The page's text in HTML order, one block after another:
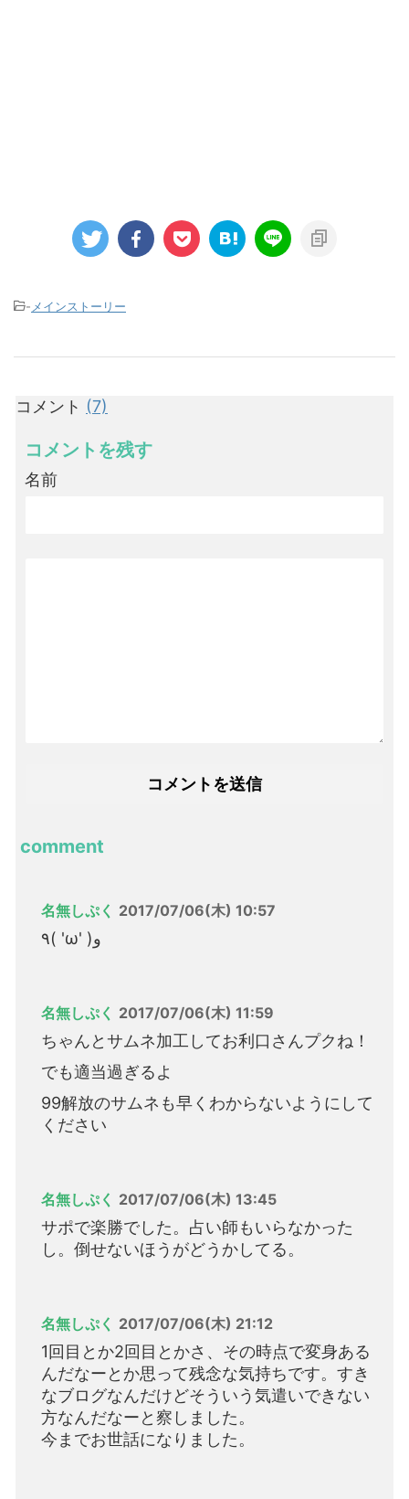
-メインストーリー
コメント (7)
コメントを残す
名前
comment
名無しぷく 2017/07/06(木) 10:57
٩( 'ω' )و
名無しぷく 2017/07/06(木) 11:59
ちゃんとサムネ加工してお利口さんプクね！
でも適当過ぎるよ
99解放のサムネも早くわからないようにして
ください
名無しぷく 2017/07/06(木) 13:45
サポで楽勝でした。占い師もいらなかった
し。倒せないほうがどうかしてる。
名無しぷく 2017/07/06(木) 21:12
1回目とか2回目とかさ、その時点で変身ある
んだなーとか思って残念な気持ちです。すき
なブログなんだけどそういう気遣いできない
方なんだなーと察しました。
今までお世話になりました。